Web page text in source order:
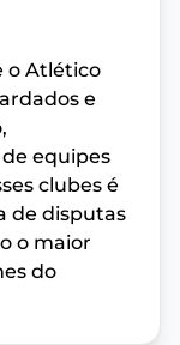
o Atlético
e
equipes
clubes é
de disputas
o maior
do